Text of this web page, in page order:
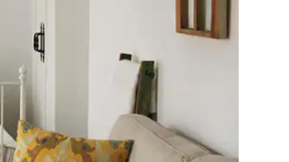
вгору та вниз або жести дотику та гортання.